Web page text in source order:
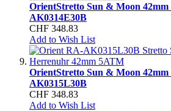
OrientStretto Sun & Moon
AK0314E30B
CHF 348.83
Add to Wish List
OrientStretto Sun & Moon
AK0315L30B
CHF 348.83
Add to Wish List